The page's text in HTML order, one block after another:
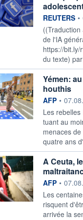
information
REUTERS •
de l'IA
https://
du texte)
Yémen:
houthis
information
AFP •
Les
tuant au
menaces
quatre ans
A Ceuta,
information
AFP •
Les
risquent
arrivée la